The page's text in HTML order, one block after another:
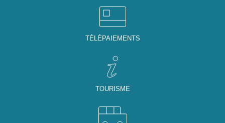
TÉLÉPAIEMENTS
TOURISME